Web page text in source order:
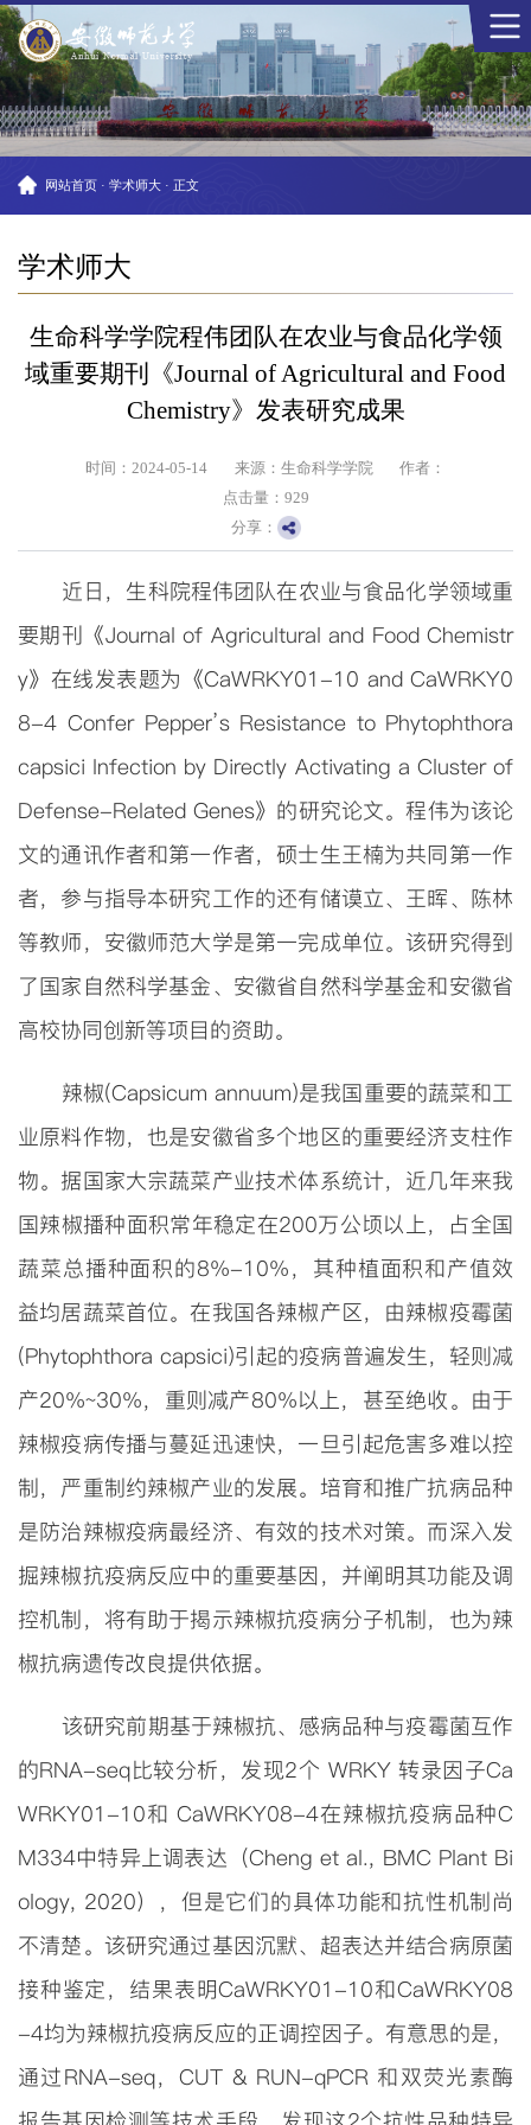
网站首页 · 学术师大 · 正文
学术师大
生命科学学院程伟团队在农业与食品化学领
域重要期刊《Journal of Agricultural and Food
Chemistry》发表研究成果
时间：2024-05-14 来源：生命科学学院
作者：
点击量： 929
分享：
近日，生科院程伟团队在农业与食品化学领域重
要期刊《Journal of Agricultural and Food Chemistr
y》在线发表题为《CaWRKY01-10 and CaWRKY0
8-4 Confer Pepper’s Resistance to Phytophthora
capsici Infection by Directly Activating a Cluster of
Defense-Related Genes》的研究论文。程伟为该论
文的通讯作者和第一作者，硕士生王楠为共同第一作
者，参与指导本研究工作的还有储谟立、王晖、陈林
等教师，安徽师范大学是第一完成单位。该研究得到
了国家自然科学基金、安徽省自然科学基金和安徽省
高校协同创新等项目的资助。
辣椒(Capsicum annuum)是我国重要的蔬菜和工
业原料作物，也是安徽省多个地区的重要经济支柱作
物。据国家大宗蔬菜产业技术体系统计，近几年来我
国辣椒播种面积常年稳定在200万公顷以上，占全国
蔬菜总播种面积的8%-10%，其种植面积和产值效
益均居蔬菜首位。在我国各辣椒产区，由辣椒疫霉菌
(Phytophthora capsici)引起的疫病普遍发生，轻则减
产20%~30%，重则减产80%以上，甚至绝收。由于
辣椒疫病传播与蔓延迅速快，一旦引起危害多难以控
制，严重制约辣椒产业的发展。培育和推广抗病品种
是防治辣椒疫病最经济、有效的技术对策。而深入发
掘辣椒抗疫病反应中的重要基因，并阐明其功能及调
控机制，将有助于揭示辣椒抗疫病分子机制，也为辣
椒抗病遗传改良提供依据。
该研究前期基于辣椒抗、感病品种与疫霉菌互作
的RNA-seq比较分析，发现2个 WRKY 转录因子Ca
WRKY01-10和 CaWRKY08-4在辣椒抗疫病品种C
M334中特异上调表达（Chenget al., BMC Plant Bi
ology, 2020），但是它们的具体功能和抗性机制尚
不清楚。该研究通过基因沉默、超表达并结合病原菌
接种鉴定，结果表明CaWRKY01-10和CaWRKY08
-4均为辣椒抗疫病反应的正调控因子。有意思的是，
通过RNA-seq，CUT & RUN-qPCR 和双荧光素酶